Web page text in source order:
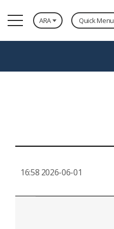
Quick Menu
ARA
2026-06-01 16:58